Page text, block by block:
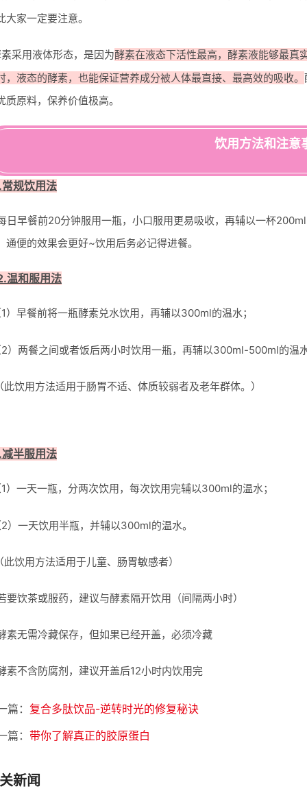
大家一定要注意。
采用液体形态，是因为酵素在液态下活性最高，酵素液能够最真
，液态的酵素，也能保证营养成分被人体最直接、最高效的吸收。
质原料，保养价值极高。
饮用方法和注意
.常规饮用法
日早餐前20分钟服用一瓶，小口服用更易吸收，再辅以一杯
通便的效果会更好~饮用后务必记得进餐。
温和服用法
1）早餐前将一瓶酵素兑水饮用，再辅以300ml的温水；
2）两餐之间或者饭后两小时饮用一瓶，再辅以300ml-500ml的温
此饮用方法适用于肠胃不适、体质较弱者及老年群体。）
半服用法
1）一天一瓶，分两次饮用，每次饮用完辅以300ml的温水；
2）一天饮用半瓶，并辅以300ml的温水。
饮用方法适用于儿童、肠胃敏感者）
要饮茶或服药，建议与酵素隔开饮用（间隔两小时）
素无需冷藏保存，但如果已经开盖，必须冷藏
素不含防腐剂，建议开盖后12小时内饮用完
篇： 复合多肽饮品-逆转时光的修复秘诀
篇： 带你了解真正的胶原蛋白
新闻